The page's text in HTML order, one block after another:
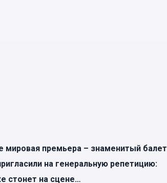
мировая премьера – знаменитый балет
на генеральную репетицию:
стонет на сцене…